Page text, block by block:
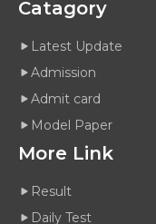
Catagory
Latest Update
Admission
Admit card
Model Paper
More Link
Result
Daily Test